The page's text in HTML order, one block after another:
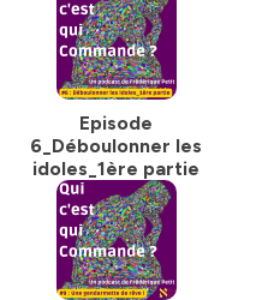
le rôle particulier qu'est
individuel
dans lequel chacun
douloureuse condition
de l'époque. Ainsi
chemin étroit qui mène à
de sens, dans cette
terre et ciel, matière et
dans cet appel parfois
à dire plus grand que
Episode
6_Déboulonner les
idoles_1ère partie